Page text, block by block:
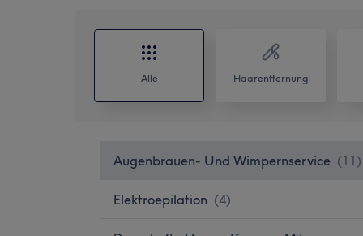
Alle Haarentfernung
Augenbrauen- Und Wimpernservice (11 )
Elektroepilation (4)